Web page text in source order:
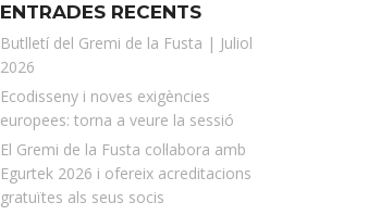
ENTRADES RECENTS
Butlletí del Gremi de la Fusta | Juliol
2026
Ecodisseny i noves exigències
europees: torna a veure la sessió
El Gremi de la Fusta col·labora amb
Egurtek 2026 i ofereix acreditacions
gratuïtes als seus socis